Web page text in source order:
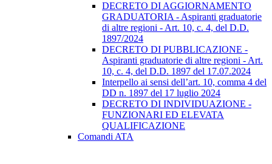
DECRETO DI AGGIORNAMENTO
GRADUATORIA - Aspiranti graduatorie
di altre regioni - Art. 10, c. 4, del D.D.
1897/2024
DECRETO DI PUBBLICAZIONE -
Aspiranti graduatorie di altre regioni - Art.
10, c. 4, del D.D. 1897 del 17.07.2024
Interpello ai sensi dell’art. 10, comma 4 del
DD n. 1897 del 17 luglio 2024
DECRETO DI INDIVIDUAZIONE -
FUNZIONARI ED ELEVATA
QUALIFICAZIONE
Comandi ATA